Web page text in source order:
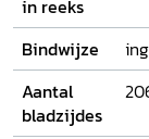
in reeks
Bindwijze
ing
Aantal
bladzijdes